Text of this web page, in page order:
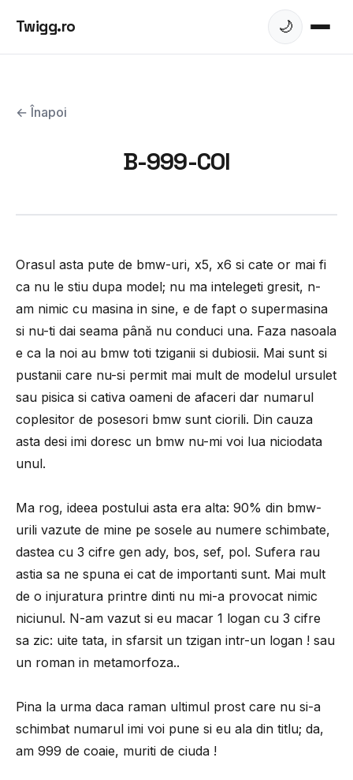
Twigg.ro 🌙
← Înapoi
B-999-COI
Orasul asta pute de bmw-uri, x5, x6 si cate or mai fi
ca nu le stiu dupa model; nu ma intelegeti gresit, n-
am nimic cu masina in sine, e de fapt o supermasina
si nu-ti dai seama până nu conduci una. Faza nasoala
e ca la noi au bmw toti tziganii si dubiosii. Mai sunt si
pustanii care nu-si permit mai mult de modelul ursulet
sau pisica si cativa oameni de afaceri dar numarul
coplesitor de posesori bmw sunt ciorili. Din cauza
asta desi imi doresc un bmw nu-mi voi lua niciodata
unul.
Ma rog, ideea postului asta era alta: 90% din bmw-
urili vazute de mine pe sosele au numere schimbate,
dastea cu 3 cifre gen ady, bos, sef, pol. Sufera rau
astia sa ne spuna ei cat de importanti sunt. Mai mult
de o injuratura printre dinti nu mi-a provocat nimic
niciunul. N-am vazut si eu macar 1 logan cu 3 cifre
sa zic: uite tata, in sfarsit un tzigan intr-un logan ! sau
un roman in metamorfoza..
Pina la urma daca raman ultimul prost care nu si-a
schimbat numarul imi voi pune si eu ala din titlu; da,
am 999 de coaie, muriti de ciuda !